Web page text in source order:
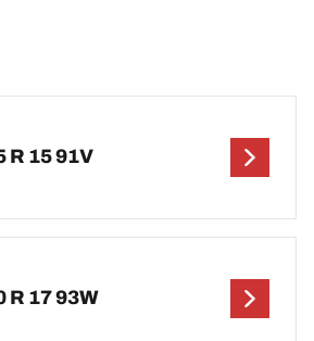
R 15 91V
R 17 93W